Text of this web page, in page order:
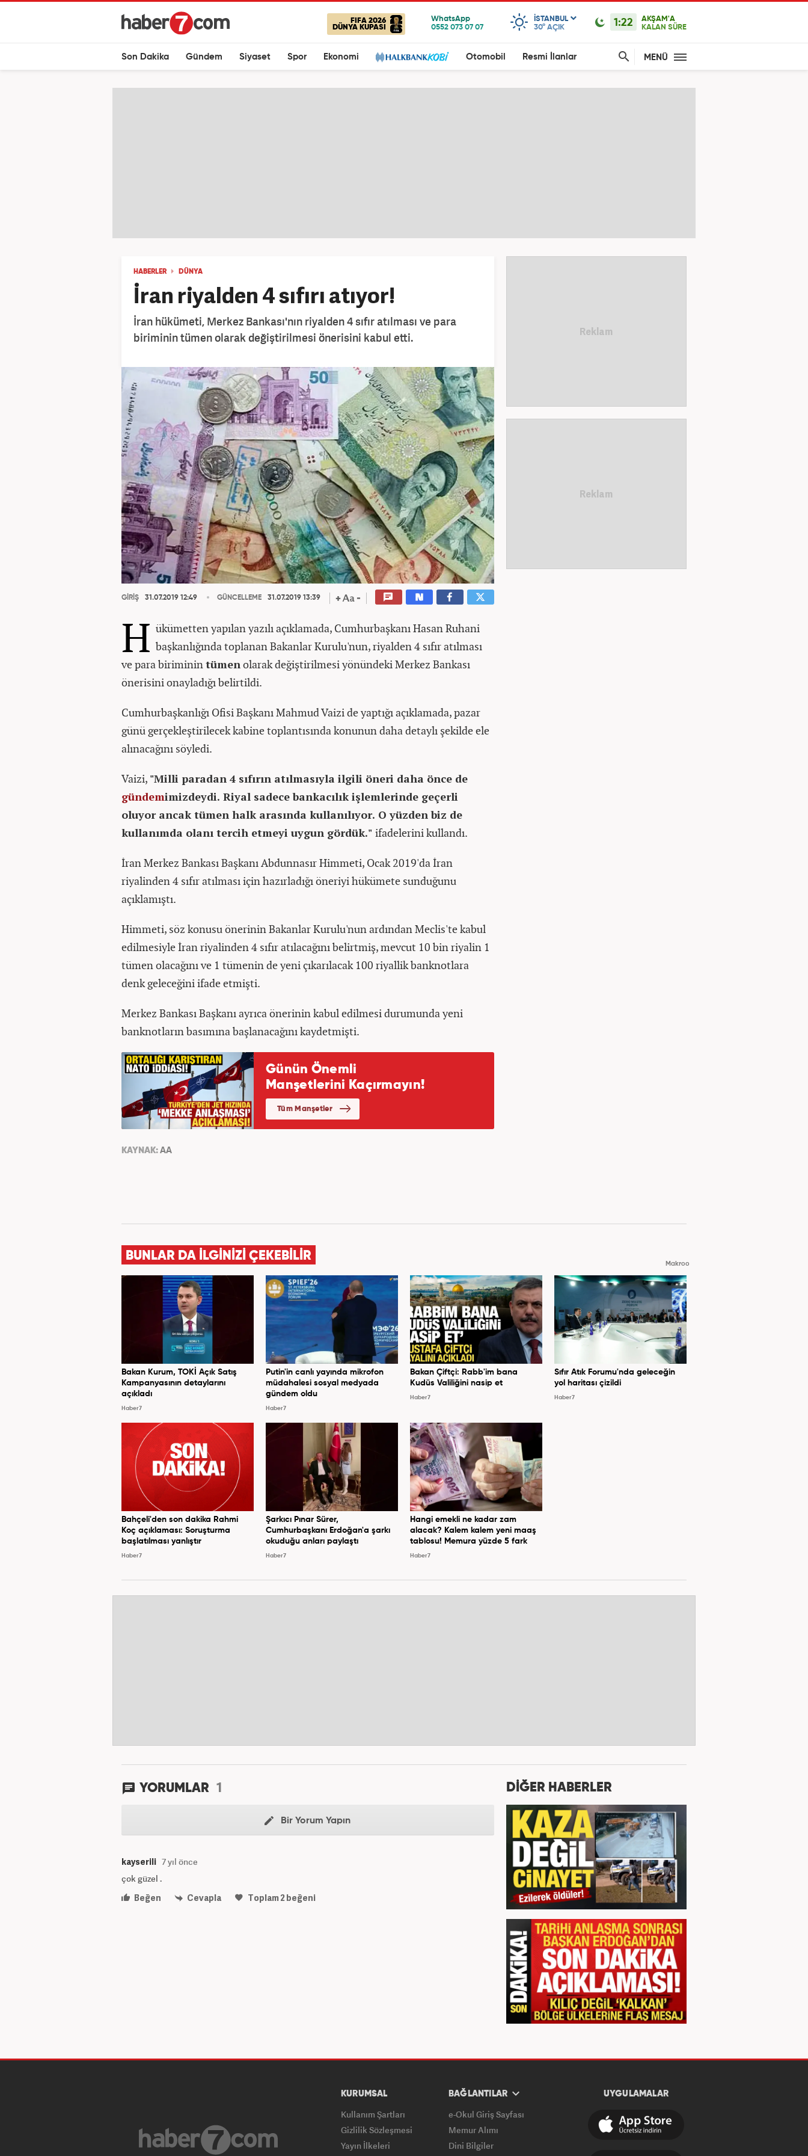
FIFA 2026
DÜNYA KUPASI
ISTANBUL
30° AÇIK 1:22
AKŞAM'A
KALAN SÜRE
Son Dakika Gündem Siyaset Spor Ekonomi Otomobil Resmi İlanlar MENÜ
HABERLER DÜNYA
İran riyalden 4 sıfırı atıyor!
İran hükümeti, Merkez Bankası'nın riyalden 4 sıfır atılması ve para
biriminin tümen olarak değiştirilmesi önerisini kabul etti.
GİRİŞ 31.07.2019 12:49 GÜNCELLEME 31.07.2019 13:39
H ükümetten yapılan yazılı açıklamada, Cumhurbaşkanı Hasan Ruhani
başkanlığında toplanan Bakanlar Kurulu'nun, riyalden 4 sıfır atılması
ve para biriminintümenolarak değiştirilmesi yönündeki Merkez Bankası
önerisini onayladığı belirtildi.
Cumhurbaşkanlığı Ofisi Başkanı Mahmud Vaizi de yaptığı açıklamada, pazar
günü gerçekleştirilecek kabine toplantısında konunun daha detaylı şekilde ele
alınacağını söyledi.
Vaizi, "Milli paradan 4 sıfırın atılmasıyla ilgili öneri daha önce de
gündemimizdeydi. Riyal sadece bankacılık işlemlerinde geçerli
oluyor ancak tümen halk arasında kullanılıyor. O yüzden biz de
kullanımda olanı tercih etmeyi uygun gördük." ifadelerini kullandı.
İran Merkez Bankası Başkanı Abdunnasır Himmeti, Ocak 2019'da İran
riyalinden 4 sıfır atılması için hazırladığı öneriyi hükümete sunduğunu
açıklamıştı.
Himmeti, söz konusu önerinin Bakanlar Kurulu'nun ardından Meclis'te kabul
edilmesiyle İran riyalinden 4 sıfır atılacağını belirtmiş, mevcut 10 bin riyalin 1
tümen olacağını ve 1 tümenin de yeni çıkarılacak 100 riyallik banknotlara
denk geleceğini ifade etmişti.
Merkez Bankası Başkanı ayrıca önerinin kabul edilmesi durumunda yeni
banknotların basımına başlanacağını kaydetmişti.
KAYNAK: AA
BUNLAR DA İLGİNİZİ ÇEKEBİLİR
Makroo
Bakan Kurum, TOKİ Açık Satış
Kampanyasının detaylarını
açıkladı
Haber7
Putin'in canlı yayında mikrofon
müdahalesi sosyal medyada
gündem oldu
Haber7
Bakan Çiftçi: Rabb'im bana
Kudüs Valiliğini nasip et
Haber7
Sıfır Atık Forumu'nda geleceğin
yol haritası çizildi
Haber7
Bahçeli'den son dakika Rahmi
Koç açıklaması: Soruşturma
başlatılması yanlıştır
Haber7
Şarkıcı Pınar Sürer,
Cumhurbaşkanı Erdoğan'a şarkı
okuduğu anları paylaştı
Haber7
Hangi emekli ne kadar zam
alacak? Kalem kalem yeni maaş
tablosu! Memura yüzde 5 fark
Haber7
YORUMLAR 1
Bir Yorum Yapın
kayserili 7 yıl önce
çok güzel .
Beğen
Cevapla Toplam2beğeni
DİĞER HABERLER
KURUMSAL
Kullanım Şartları
Gizlilik Sözleşmesi
Yayın İlkeleri
BAĞLANTILAR
e-Okul Giriş Sayfası
Memur Alımı
Dini Bilgiler
UYGULAMALAR